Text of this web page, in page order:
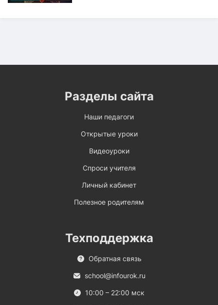
Разделы сайта
Наши педагоги
Открытые уроки
Видеоуроки
Спроси учителя
Личный кабинет
Полезное родителям
Техподдержка
Обратная связь
school@infourok.ru
10:00 – 22:00 мск